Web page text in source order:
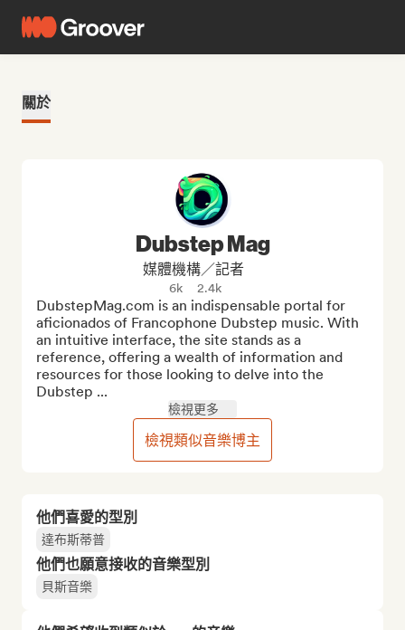
關於
他們喜愛的型別
達布斯蒂普
他們也願意接收的音樂型別
貝斯音樂
Dubstep Mag
媒體機構／記者
6k 2.4k
DubstepMag.com is an indispensable portal for
aficionados of Francophone Dubstep music. With
an intuitive interface, the site stands as a
reference, offering a wealth of information and
resources for those looking to delve into the
Dubstep ...
檢視更多
檢視類似音樂博主